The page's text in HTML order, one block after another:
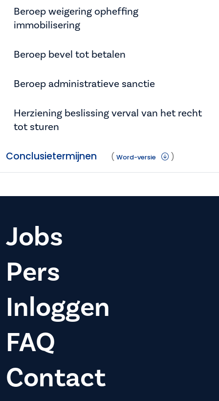
Beroep weigering opheffing
immobilisering
Beroep bevel tot betalen
Beroep administratieve sanctie
Herziening beslissing verval van het recht
tot sturen
Conclusietermijnen ( Word-versie )
Jobs
Pers
Inloggen
FAQ
Contact